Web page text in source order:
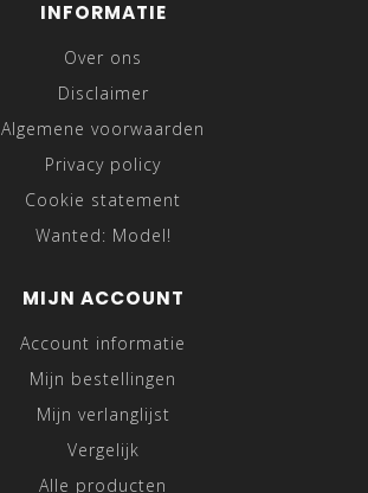
INFORMATIE
Over ons
Disclaimer
Algemene voorwaarden
Privacy policy
Cookie statement
Wanted: Model!
MIJN ACCOUNT
Account informatie
Mijn bestellingen
Mijn verlanglijst
Vergelijk
Alle producten